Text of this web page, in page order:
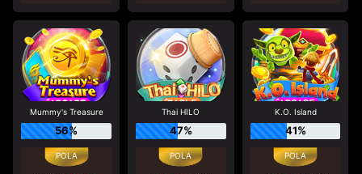
Mummy's Treasure
56%
Thai HILO
47%
K.O. Island
41%